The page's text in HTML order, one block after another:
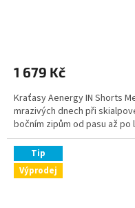
1 679 Kč
Kraťasy Aenergy IN Shorts
mrazivých dnech při
bočním zipům od pasu až po
Tip
Výprodej